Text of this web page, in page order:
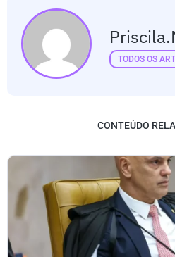
TODOS OS
CONTEÚDO